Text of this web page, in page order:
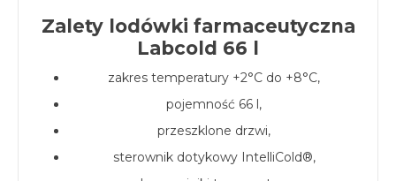
Zalety lodówki farmaceutyczna
Labcold 66 l
zakres temperatury +2°C do +8°C,
pojemność 66 l,
przeszklone drzwi,
sterownik dotykowy IntelliCold®,